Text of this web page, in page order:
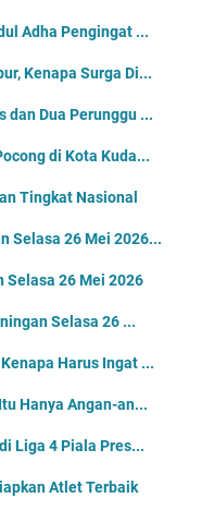
Adha Pengingat ...
Kenapa Surga Di...
dan Dua Perunggu ...
di Kota Kuda...
Tingkat Nasional
Selasa 26 Mei 2026...
Selasa 26 Mei 2026
Selasa 26 ...
Harus Ingat ...
Hanya Angan-an...
Liga 4 Piala Pres...
Atlet Terbaik